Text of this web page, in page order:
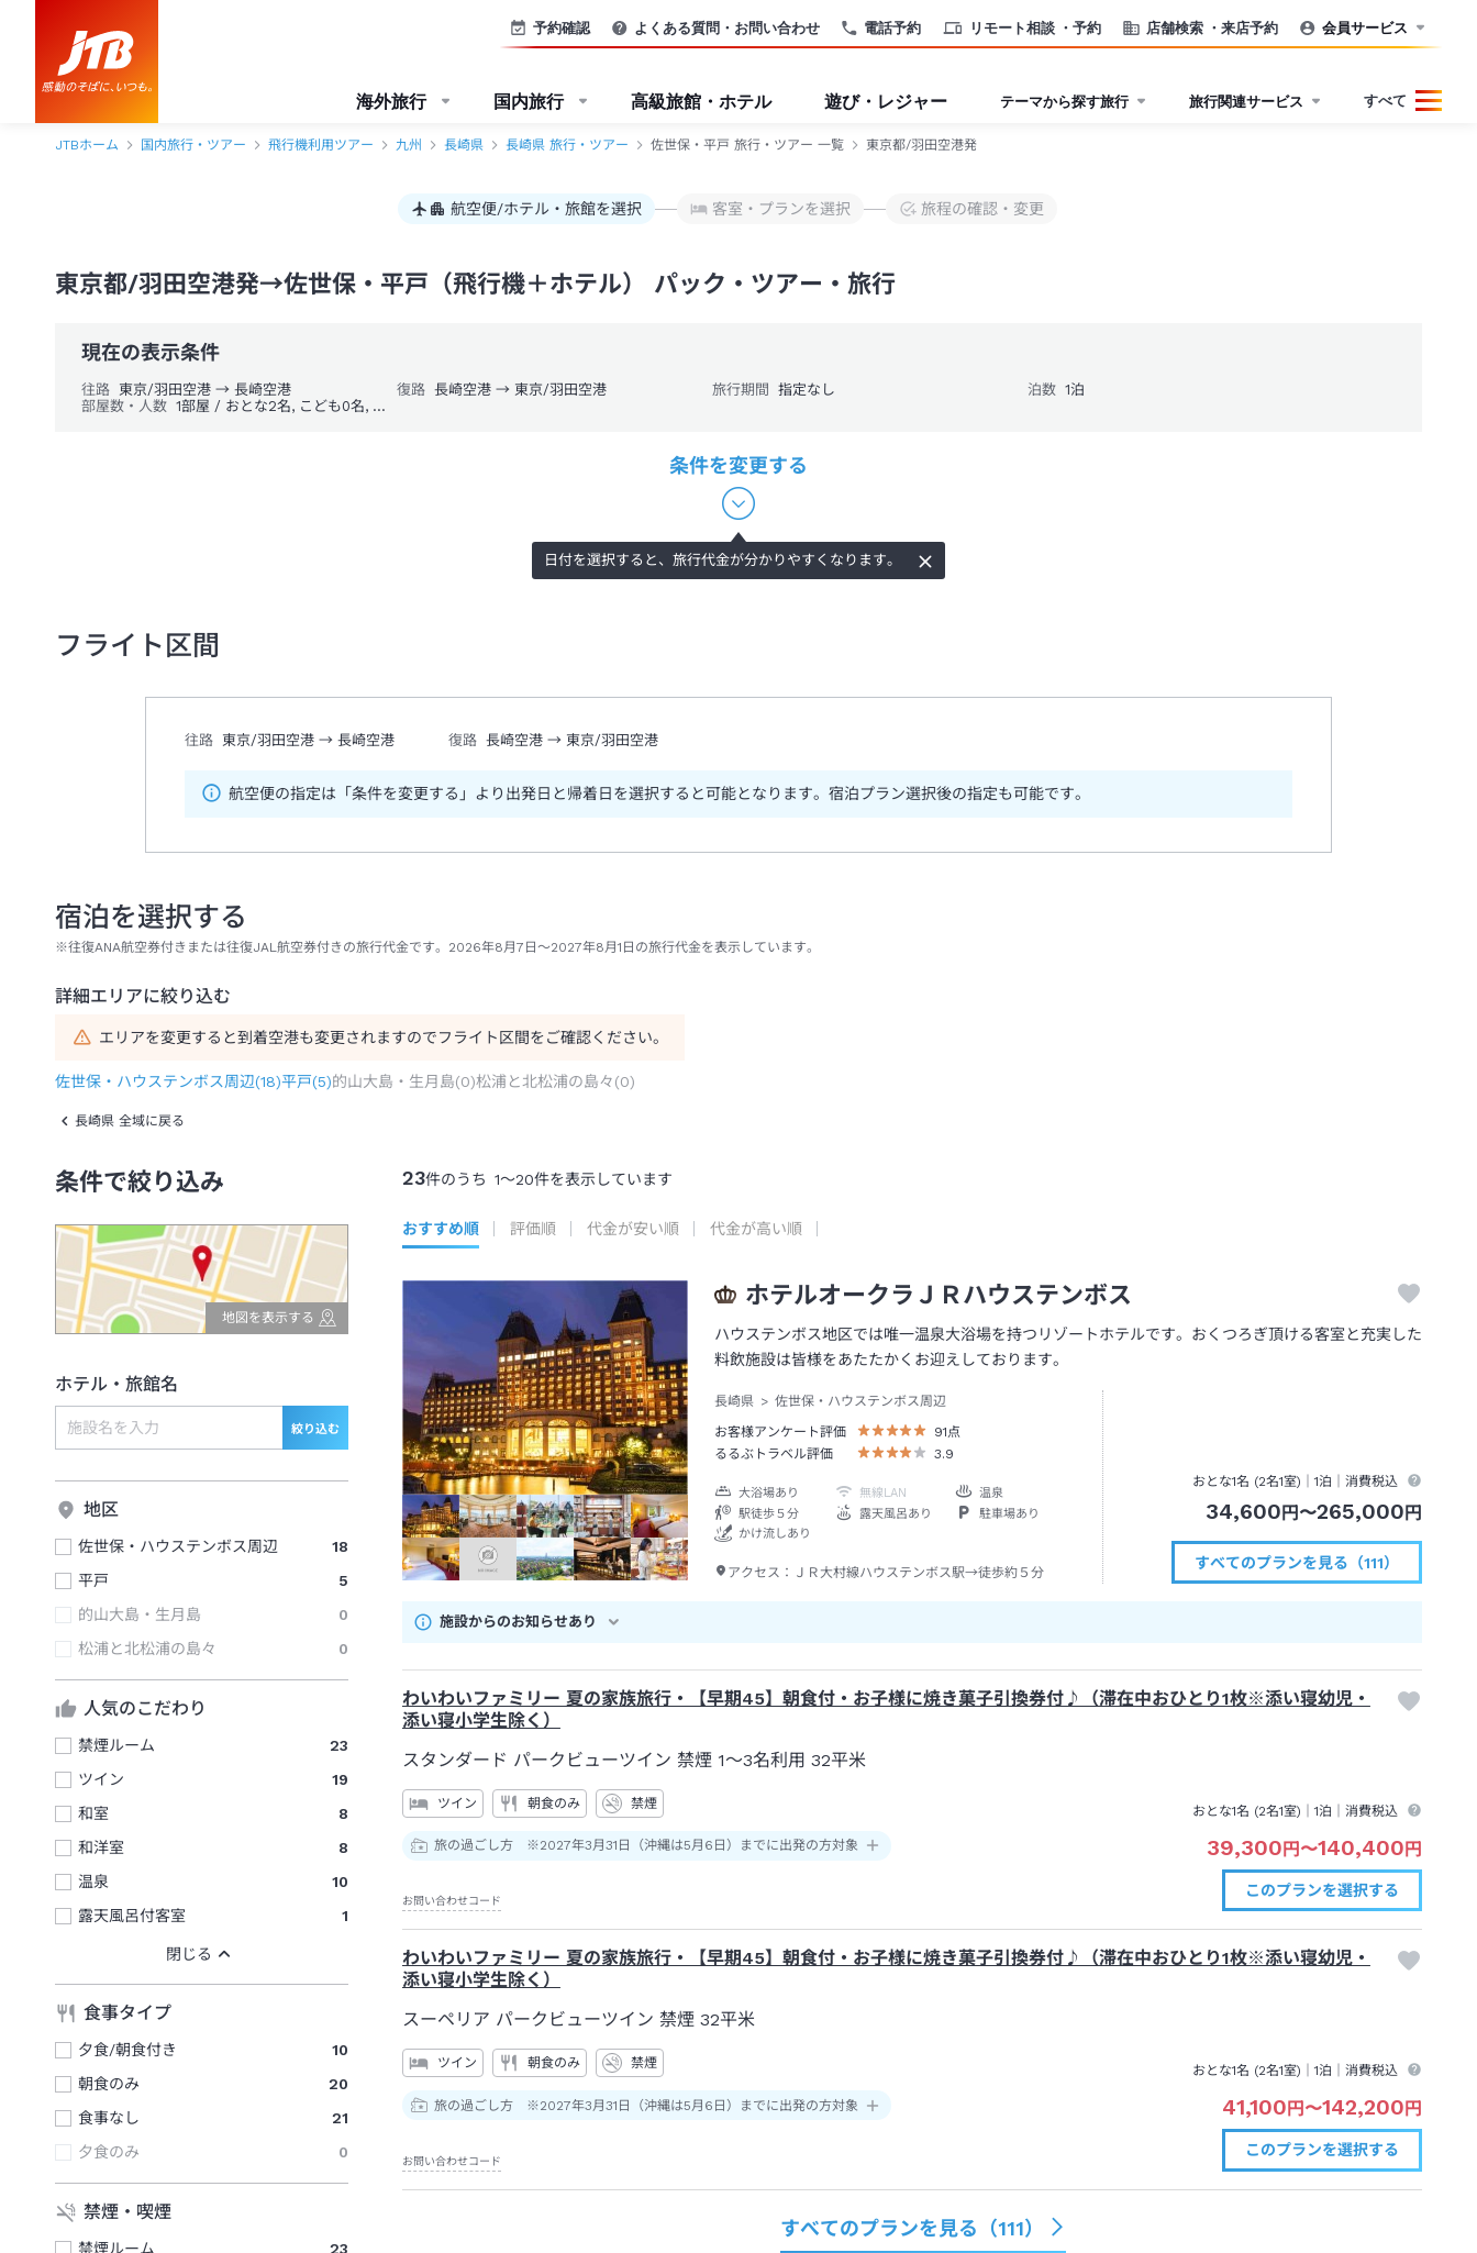
電話予約 リモート相談 ・予約 店舗検索 ・来店予約
予約確認 よくある質問・お問い合わせ 会員サービス
海外旅行 国内旅行 高級旅館・ホテル 遊び・レジャー テーマから探す旅行 旅行関連サービス すべて
JTBホーム 国内旅行・ツアー 飛行機利用ツアー 九州 長崎県 長崎県 旅行・ツアー 佐世保・平戸 旅行・ツアー 一覧 東京都/羽田空港発
航空便/ホテル・旅館を選択 客室・プランを選択 旅程の確認・変更
東京都/羽田空港発→佐世保・平戸（飛行機＋ホテル） パック・ツアー・旅行
現在の表示条件
往路 東京/羽田空港 → 長崎空港 復路 長崎空港 → 東京/羽田空港 旅行期間 指定なし 泊数 1泊
部屋数・人数
1部屋 / おとな2名, こども0名, 幼児0名
日付を選択すると、旅行代金が分かりやすくなります。
フライト区間
往路 東京/羽田空港→ 長崎空港 復路 長崎空港→ 東京/羽田空港
航空便の指定は「条件を変更する」より出発日と帰着日を選択すると可能となります。宿泊プラン選択後の指定も可能です。
宿泊を選択する
※往復ANA航空券付きまたは往復JAL航空券付きの旅行代金です。2026年8月7日～2027年8月1日の旅行代金を表示しています。
詳細エリアに絞り込む
エリアを変更すると到着空港も変更されますのでフライト区間をご確認ください。
佐世保・ハウステンボス周辺(18)平戸(5)的山大島・生月島(0)松浦と北松浦の島々(0)
長崎県 全域に戻る
条件で絞り込み
地図を表示する
ホテル・旅館名
絞り込む
地区
佐世保・ハウステンボス周辺
18
平戸
5
的山大島・生月島
0
松浦と北松浦の島々
0
人気のこだわり
禁煙ルーム
23
ツイン
19
和室
8
和洋室
8
温泉
10
露天風呂付客室
1
食事タイプ
夕食/朝食付き
10
朝食のみ
20
食事なし
21
夕食のみ
0
禁煙・喫煙
禁煙ルーム
23
23件のうち 1～20件を表示しています
おすすめ順 評価順 代金が安い順 代金が高い順
ホテルオークラＪＲハウステンボス
ハウステンボス地区では唯一温泉大浴場を持つリゾートホテルです。おくつろぎ頂ける客室と充実した
料飲施設は皆様をあたたかくお迎えしております。
長崎県
佐世保・ハウステンボス周辺
お客様アンケート評価
91 点
るるぶトラベル評価
3.9
大浴場あり 無線LAN
温泉
駅徒歩５分
露天風呂あり
駐車場あり
かけ流しあり
アクセス： ＪＲ大村線ハウステンボス駅→徒歩約５分
おとな1名 (2名1室)｜1泊 ｜消費税込
34,600 円 〜265,000 円
すべてのプランを見る（111）
施設からのお知らせあり
わいわいファミリー 夏の家族旅行・【早期45】朝食付・お子様に焼き菓子引換券付♪（滞在中おひとり1枚※添い寝幼児・
添い寝小学生除く）
スタンダード パークビューツイン 禁煙 1～3名利用 32平米
ツイン 朝食のみ 禁煙
旅の過ごし方 ※2027年3月31日（沖縄は5月6日）までに出発の方対象
おとな1名 (2名1室)｜1泊 ｜消費税込
39,300円〜140,400円
お問い合わせコード
このプランを選択する
わいわいファミリー 夏の家族旅行・【早期45】朝食付・お子様に焼き菓子引換券付♪（滞在中おひとり1枚※添い寝幼児・
添い寝小学生除く）
スーペリア パークビューツイン 禁煙 32平米
ツイン 朝食のみ 禁煙
旅の過ごし方 ※2027年3月31日（沖縄は5月6日）までに出発の方対象
おとな1名 (2名1室)｜1泊 ｜消費税込
41,100 円 〜142,200 円
お問い合わせコード
このプランを選択する
すべてのプランを見る（111）